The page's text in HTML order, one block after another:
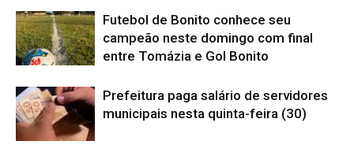
Futebol de Bonito conhece seu
campeão neste domingo com final
entre Tomázia e Gol Bonito
Prefeitura paga salário de servidores
municipais nesta quinta-feira (30)